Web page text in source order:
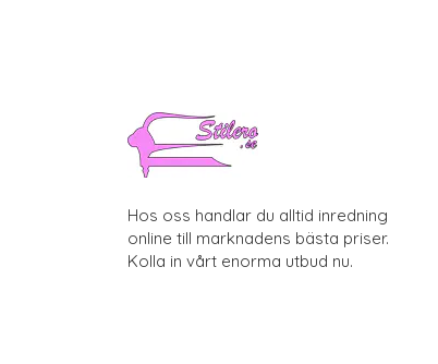
Hos oss handlar du alltid inredning
online till marknadens bästa priser.
Kolla in vårt enorma utbud nu.